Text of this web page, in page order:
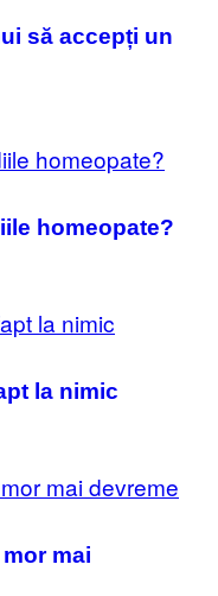
să accepți un
homeopate?
la nimic
mai